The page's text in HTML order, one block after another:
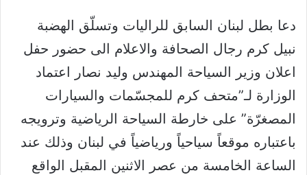
دعا بطل لبنان السابق للراليات وتسلّق الهضبة
نبيل كرم رجال الصحافة والاعلام الى حضور حفل
اعلان وزير السياحة المهندس وليد نصار اعتماد
الوزارة لـ”متحف كرم للمجسّمات والسيارات
المصغرّة” على خارطة السياحة الرياضية وترويجه
باعتباره موقعاً سياحياً ورياضياً في لبنان وذلك عند
الساعة الخامسة من عصر الاثنين المقبل الواقع